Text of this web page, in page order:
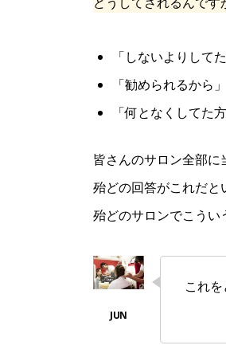
「しないよりして
「勧められるから」
「何となくしてた
皆さんのサロン全部
殆どの回答がこれだと
殆どのサロンでこうい
これ